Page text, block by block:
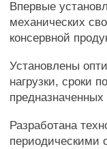
Впервые
механических
консервной
Установлены
нагрузки, сроки
Разработана
периодическими